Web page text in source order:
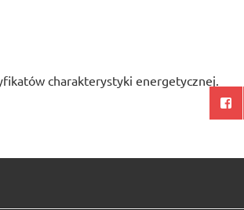
charakterystyki energetycznej.